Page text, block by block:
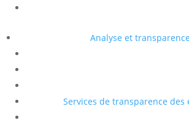
Analyse et
Services de transparence des